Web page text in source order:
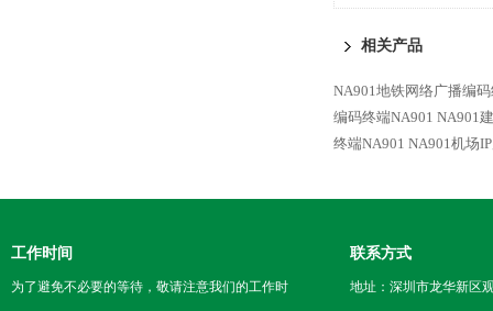
相关产品
NA901地铁网络广播编
编码终端NA901 NA901
终端NA901 NA901机场
工作时间
为了避免不必要的等待，敬请注意我们的工作时
联系方式
地址：深圳市龙华新区